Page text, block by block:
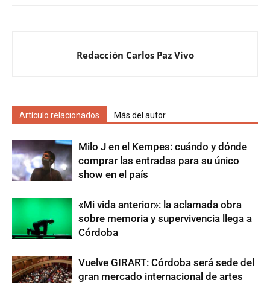
Redacción Carlos Paz Vivo
Artículo relacionados Más del autor
Milo J en el Kempes: cuándo y dónde
comprar las entradas para su único
show en el país
«Mi vida anterior»: la aclamada obra
sobre memoria y supervivencia llega a
Córdoba
Vuelve GIRART: Córdoba será sede del
gran mercado internacional de artes